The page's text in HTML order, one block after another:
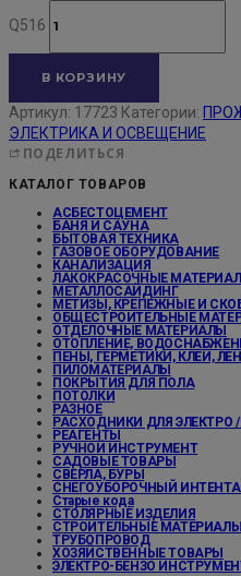
Q516
В КОРЗИНУ
Артикул: 17723 Категории:
ЭЛЕКТРИКА И ОСВЕЩЕНИЕ
ПОДЕЛИТЬСЯ
КАТАЛОГ ТОВАРОВ
АСБЕСТОЦЕМЕНТ
БАНЯ И САУНА
БЫТОВАЯ ТЕХНИКА
ГАЗОВОЕ ОБОРУДОВАНИЕ
КАНАЛИЗАЦИЯ
ЛАКОКРАСОЧНЫЕ
МЕТАЛЛОСАЙДИНГ
МЕТИЗЫ, КРЕПЕЖНЫЕ И
ОБЩЕСТРОИТЕЛЬНЫЕ
ОТДЕЛОЧНЫЕ МАТЕРИАЛЫ
ОТОПЛЕНИЕ,
ПЕНЫ, ГЕРМЕТИКИ, КЛЕИ,
ПИЛОМАТЕРИАЛЫ
ПОКРЫТИЯ ДЛЯ ПОЛА
ПОТОЛКИ
РАЗНОЕ
РАСХОДНИКИ ДЛЯ ЭЛЕКТРО
РЕАГЕНТЫ
РУЧНОЙ ИНСТРУМЕНТ
САДОВЫЕ ТОВАРЫ
СВЕРЛА, БУРЫ
СНЕГОУБОРОЧНЫЙ
Старые кода
СТОЛЯРНЫЕ ИЗДЕЛИЯ
СТРОИТЕЛЬНЫЕ МАТЕРИАЛЫ
ТРУБОПРОВОД
ХОЗЯЙСТВЕННЫЕ ТОВАРЫ
ЭЛЕКТРО-БЕНЗО